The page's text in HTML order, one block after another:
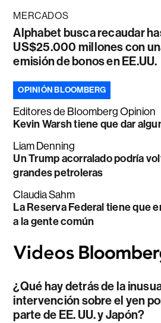
MERCADOS
Alphabet busca recaudar
US$25.000 millones con
emisión de bonos en EE.UU.
OPINIÓN BLOOMBERG
Editores de Bloomberg Opinion
Kevin Warsh tiene que dar
Liam Denning
Un Trump acorralado podría
grandes petroleras
Claudia Sahm
La Reserva Federal tiene que
a la gente común
¿Qué hay detrás de la
intervención sobre el yen
parte de EE. UU. y Japón?